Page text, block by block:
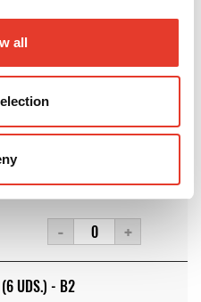
all
UDS.) - B5
PRECIO CANTIDAD:5 Uds:
IVA INC.
- +
(6 UDS.) - B2